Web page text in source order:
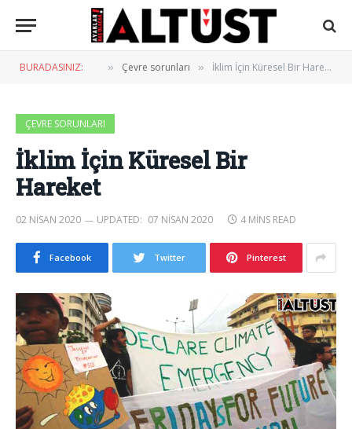
BURADASINIZ: » Çevre sorunları » İklim İçin Küresel Bir Hareket
ÇEVRE SORUNLARI
İklim İçin Küresel Bir
Hareket
02 NISAN 2020 UPDATED: 07 NISAN 2020 4 MINS READ
Facebook Twitter Pinterest